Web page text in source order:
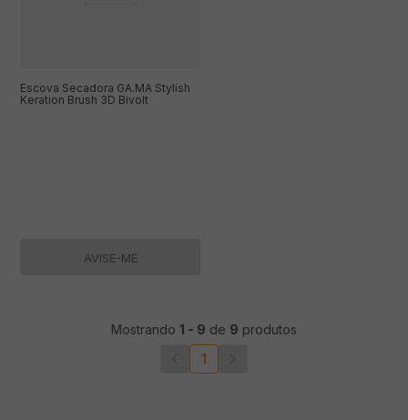
Escova Secadora GA.MA Stylish
Keration Brush 3D Bivolt
AVISE-ME
Mostrando 1 - 9 de 9 produtos
1